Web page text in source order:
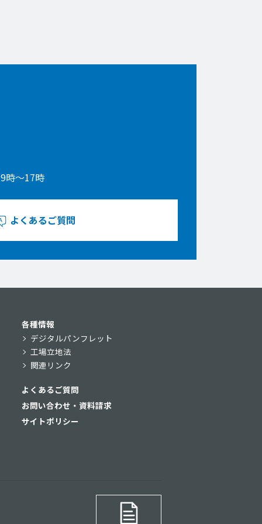
時〜17時
よくあるご質問
各種情報
デジタルパンフレット
工場立地法
関連リンク
よくあるご質問
お問い合わせ・資料請求
サイトポリシー